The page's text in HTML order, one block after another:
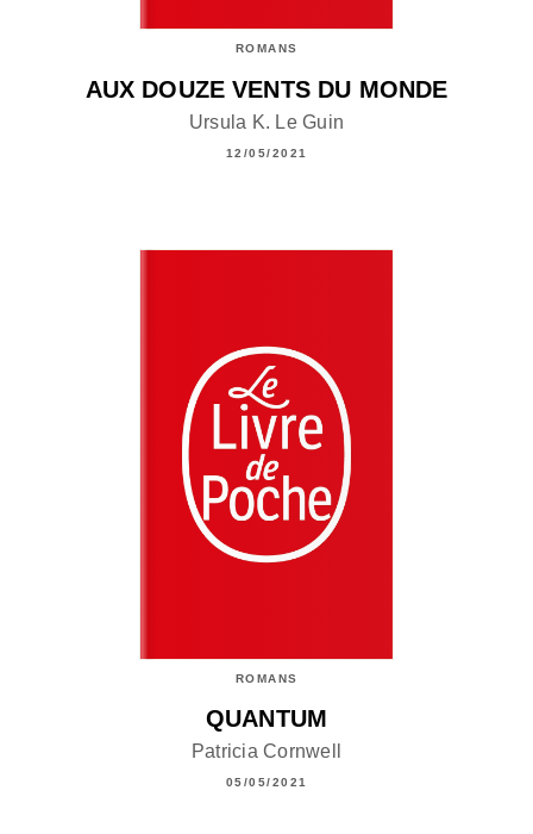
ROMANS
AUX DOUZE VENTS DU MONDE
Ursula K. Le Guin
12/05/2021
ROMANS
QUANTUM
Patricia Cornwell
05/05/2021